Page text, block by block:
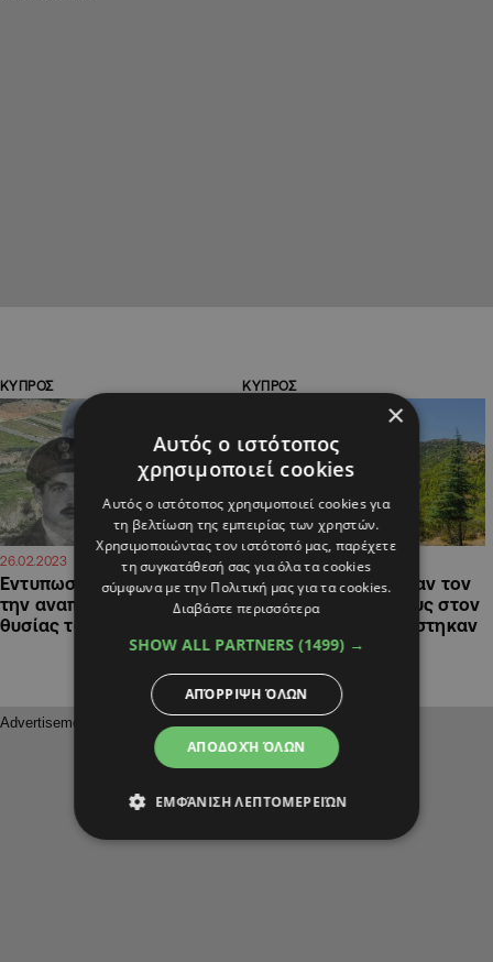
ΚΥΠΡΟΣ
26.02.2023
Εντυπωσιακές εικόνες από
την αναπαράσταση της
θυσίας του Γρ. Αυξεντίου
ΚΥΠΡΟΣ
17.09.2022 13:32
Δύο τουρίστες έχασαν τον
προσανατολισμό τους στον
Μαχαιρά κι εγκλωβίστηκαν
×
Αυτός ο ιστότοπος
χρησιμοποιεί cookies
Αυτός ο ιστότοπος χρησιμοποιεί cookies για
τη βελτίωση της εμπειρίας των χρηστών.
Χρησιμοποιώντας τον ιστότοπό μας, παρέχετε
τη συγκατάθεσή σας για όλα τα cookies
σύμφωνα με την Πολιτική μας για τα cookies.
Διαβάστε περισσότερα
SHOW ALL PARTNERS (1499) →
ΑΠΟΔΟΧΉ ΌΛΩΝ
ΑΠΌΡΡΙΨΗ ΌΛΩΝ
ΕΜΦΆΝΙΣΗ ΛΕΠΤΟΜΕΡΕΙΏΝ